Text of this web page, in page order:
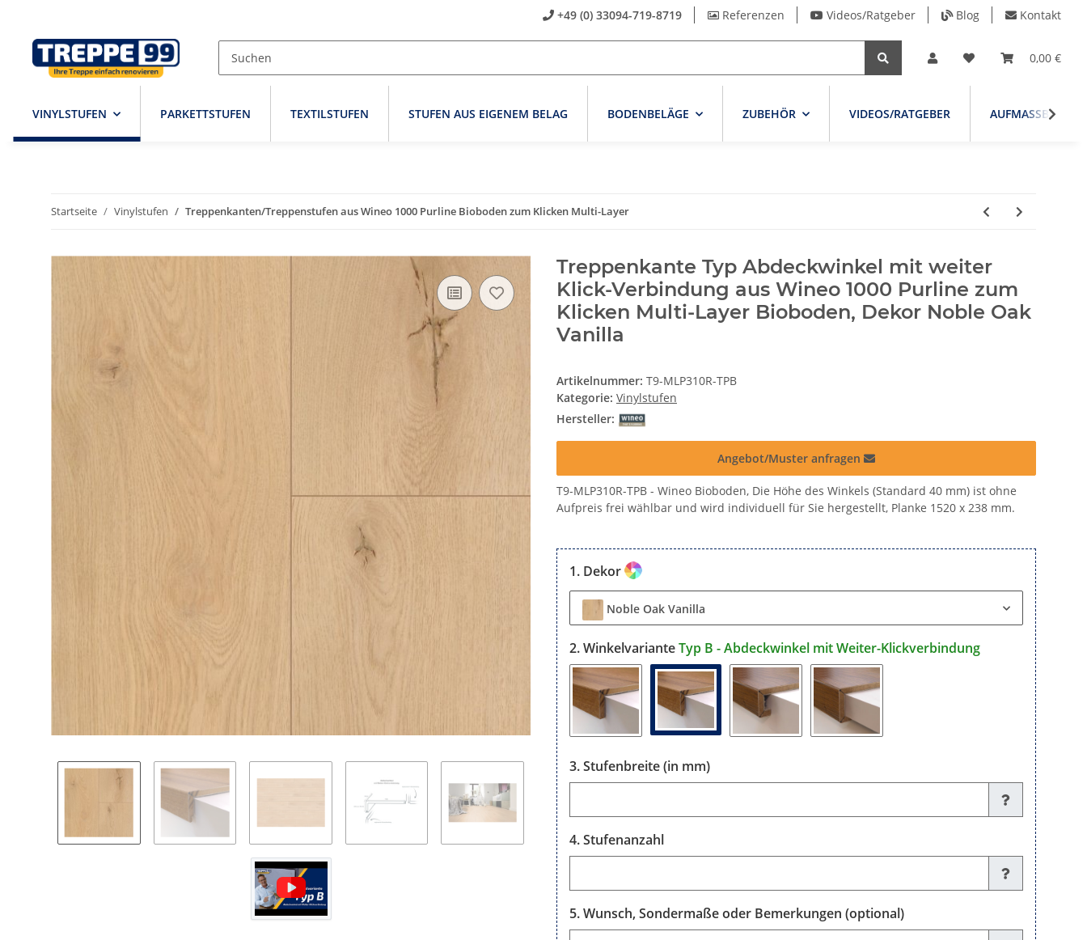
+49 (0) 33094-719-8719 Referenzen Videos/Ratgeber Blog Kontakt
0,00 €
VINYLSTUFEN PARKETTSTUFEN TEXTILSTUFEN STUFEN AUS EIGENEM BELAG BODENBELÄGE ZUBEHÖR VIDEOS/RATGEBER AUFMASSBLATT
Startseite Vinylstufen Treppenkanten/Treppenstufen aus Wineo 1000 Purline Bioboden zum Klicken Multi-Layer
Treppenkante Typ Abdeckwinkel mit weiter
Klick-Verbindung aus Wineo 1000 Purline zum
Klicken Multi-Layer Bioboden, Dekor Noble Oak
Vanilla
Artikelnummer: T9-MLP310R-TPB
Kategorie: Vinylstufen
Hersteller:
Angebot/Muster anfragen
T9-MLP310R-TPB - Wineo Bioboden, Die Höhe des Winkels (Standard 40 mm) ist ohne
Aufpreis frei wählbar und wird individuell für Sie hergestellt, Planke 1520 x 238 mm.
Dekor
Noble Oak Vanilla
WinkelvarianteTyp B - Abdeckwinkel mit Weiter-Klickverbindung
Stufenbreite (in mm)
Stufenanzahl
Wunsch, Sondermaße oder Bemerkungen (optional)